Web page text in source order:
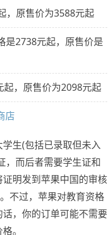
，原售价为3588元起
是2738元起，原售价是
，原售价为2098元起
店
生(包括已录取但未入
，而后者需要学生证和
明发到苹果中国的审核
不过，苹果对教育资格
，你的订单可能不需要
。